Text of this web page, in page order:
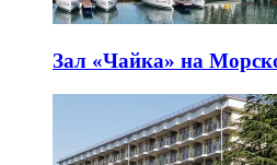
Зал «Чайка» на